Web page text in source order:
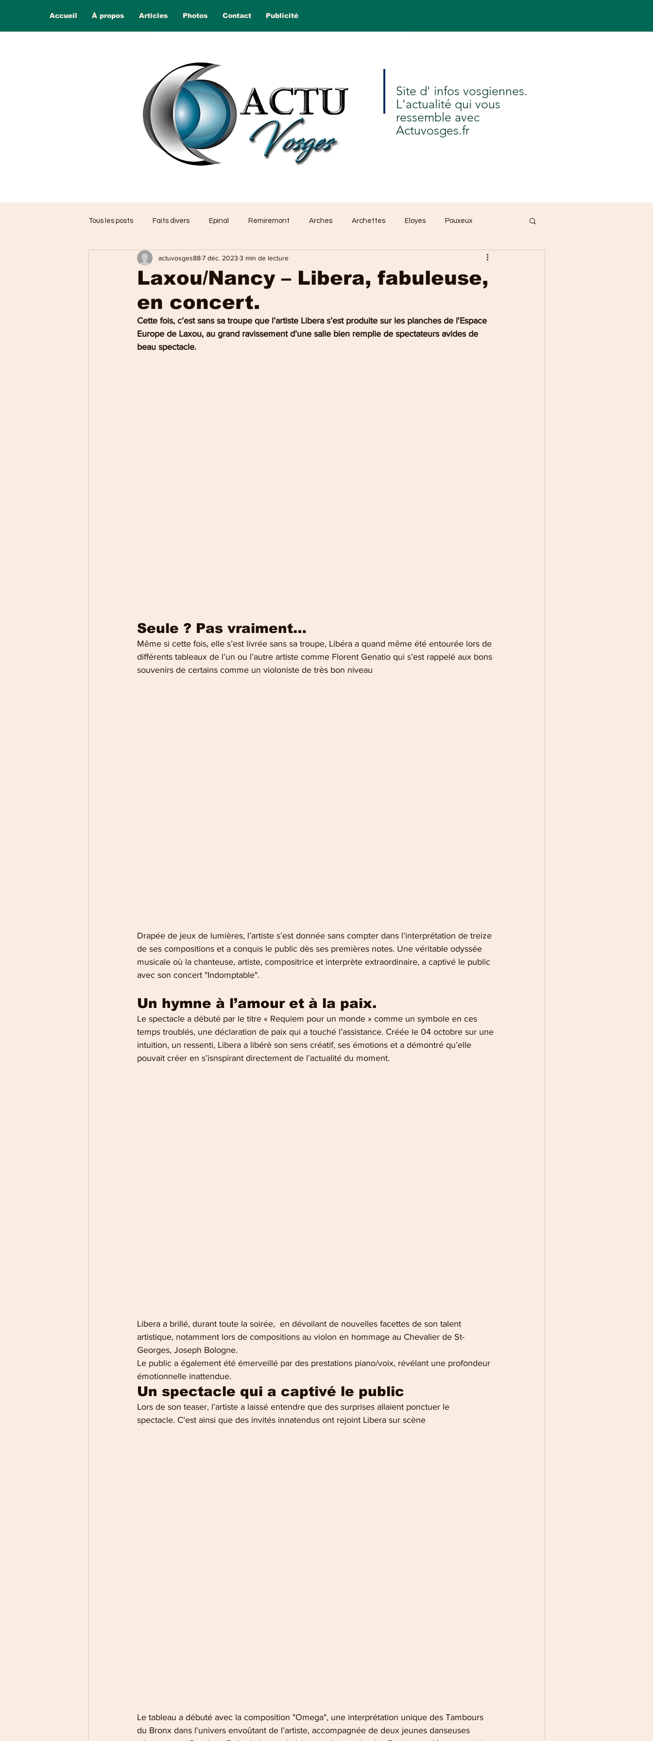
Accueil À propos Articles Photos Contact Publicité
Tous les posts Faits divers Epinal Remiremont Arches Archettes Eloyes Pouxeux
Saint-Nabord Dommartin Saint-Amé Vecoux
Ballons des Hautes Vosges
Thaon-les-Vosges Région de Nancy La Bresse Plombières-les-Bains Val-d'Ajol Saint-Dié
Laxou/Nancy – Libera, fabuleuse,
en concert.
actuvosges887 déc. 2023 3 min de lecture
Cette fois, c’est sans sa troupe que l’artiste Libera s’est produite sur les planches de l'Espace
Europe de Laxou, au grand ravissement d’une salle bien remplie de spectateurs avides de
beau spectacle.
Seule ? Pas vraiment…
Même si cette fois, elle s’est livrée sans sa troupe, Libéra a quand même été entourée lors de
différents tableaux de l’un ou l’autre artiste comme Florent Genatio qui s’est rappelé aux bons
souvenirs de certains comme un violoniste de très bon niveau
Drapée de jeux de lumières, l’artiste s’est donnée sans compter dans l’interprétation de treize
de ses compositions et a conquis le public dès ses premières notes. Une véritable odyssée
musicale où la chanteuse, artiste, compositrice et interprète extraordinaire, a captivé le public
avec son concert "Indomptable".
Un hymne à l’amour et à la paix.
Le spectacle a débuté par le titre « Requiem pour un monde » comme un symbole en ces
temps troublés, une déclaration de paix qui a touché l’assistance. Créée le 04 octobre sur une
intuition, un ressenti, Libera a libéré son sens créatif, ses émotions et a démontré qu’elle
pouvait créer en s’isnspirant directement de l’actualité du moment.
Libera a brillé, durant toute la soirée,  en dévoilant de nouvelles facettes de son talent
artistique, notamment lors de compositions au violon en hommage au Chevalier de St-
Georges, Joseph Bologne.
Le public a également été émerveillé par des prestations piano/voix, révélant une profondeur
émotionnelle inattendue.
Un spectacle qui a captivé le public
Lors de son teaser, l’artiste a laissé entendre que des surprises allaient ponctuer le
spectacle. C’est ainsi que des invités innatendus ont rejoint Libera sur scène
Le tableau a débuté avec la composition "Omega", une interprétation unique des Tambours
du Bronx dans l'univers envoûtant de l’artiste, accompagnée de deux jeunes danseuses
Site d' infos vosgiennes.
L'actualité qui vous
ressemble avec
Actuvosges.fr